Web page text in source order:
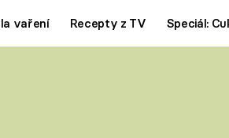
vaření Recepty z TV Speciál: